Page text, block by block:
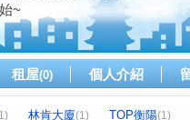
~
租屋(0) 個人介紹
林肯大廈(1) TOP衡陽(1)